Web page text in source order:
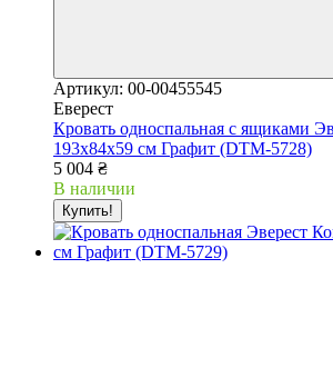
Артикул: 00-00455545
Еверест
Кровать односпальная с ящиками
193х84х59 см Графит (DTM-5728)
5 004 ₴
В наличии
Купить!